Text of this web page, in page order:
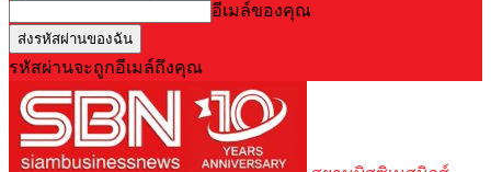
อีเมล์ของคุณ
รหัสผ่านจะถูกอีเมล์ถึงคุณ